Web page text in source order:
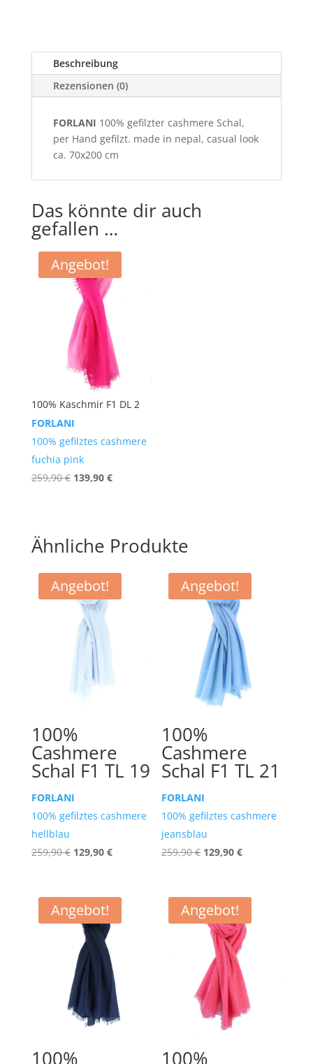
Beschreibung
Rezensionen (0)
FORLANI 100% gefilzter cashmere Schal,
per Hand gefilzt. made in nepal, casual look
ca. 70x200 cm
Das könnte dir auch
gefallen …
Angebot!
100% Kaschmir F1 DL 2
FORLANI
100% gefilztes cashmere
fuchia pink
259,90€ Ursprünglicher
139,90 €Aktueller
Ähnliche Produkte
Angebot!
100%
Cashmere
Schal F1 TL 19
FORLANI
100% gefilztes cashmere
hellblau
259,90€ Ursprünglicher
259,90 €
129,90 €Aktueller
Angebot!
100%
Cashmere
Schal F1 TL 21
FORLANI
100% gefilztes cashmere
jeansblau
259,90€ Ursprünglicher
259,90 €
129,90€Aktueller
Angebot!
100%
Angebot!
100%